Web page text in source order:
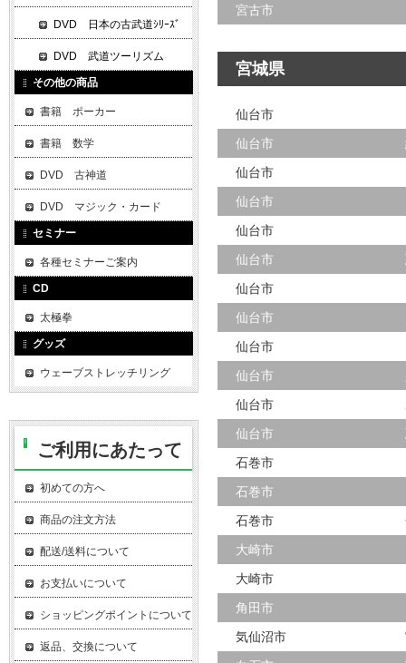
宮古市
宮城県
仙台市
仙台市
仙台市
仙台市
仙台市
仙台市
仙台市
仙台市
仙台市
仙台市
仙台市
仙台市
石巻市
石巻市
石巻市
大崎市
大崎市
角田市
気仙沼市
DVD 日本の古武道ｼﾘｰｽﾞ
DVD 武道ツーリズム
その他の商品
書籍 ポーカー
書籍 数学
DVD 古神道
DVD マジック・カード
セミナー
各種セミナーご案内
CD
太極拳
グッズ
ウェーブストレッチリング
ご利用にあたって
初めての方へ
商品の注文方法
配送/送料について
お支払いについて
ショッピングポイントについて
返品、交換について